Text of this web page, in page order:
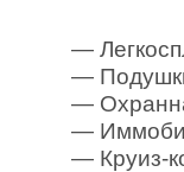
—
—
—
—
— Круиз-